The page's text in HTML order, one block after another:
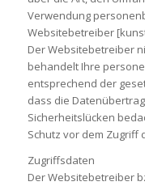
Verwendung
Websitebetreiber
Der Websitebetreiber
behandelt Ihre
entsprechend der
dass die
Sicherheitslücken
Schutz vor dem Zugriff
Zugriffsdaten
Der Websitebetreiber